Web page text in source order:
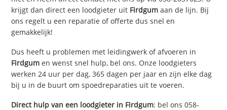
krijgt dan direct een loodgieter uit Firdgum aan de lijn. Bij
ons regelt u een reparatie of offerte dus snel en
gemakkelijk!
Dus heeft u problemen met leidingwerk of afvoeren in
Firdgum en wenst snel hulp, bel ons. Onze loodgieters
werken 24 uur per dag, 365 dagen per jaar en zijn elke dag
bij u in de buurt om spoedreparaties uit te voeren.
Direct hulp van een loodgieter in Firdgum: bel ons 058-